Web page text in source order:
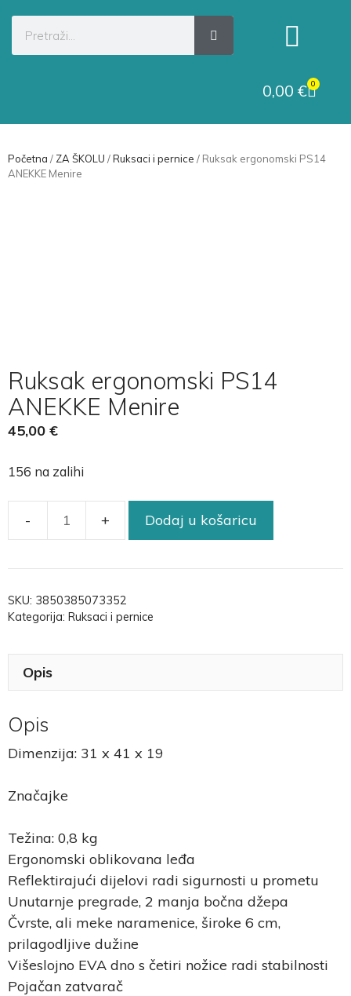
0,00 € 0
Početna / ZA ŠKOLU /Ruksaci i pernice / Ruksak ergonomski PS14
ANEKKE Menire
Ruksak ergonomski PS14
ANEKKE Menire
45,00 €
156 na zalihi
Dodaj u košaricu
SKU: 3850385073352
Kategorija: Ruksaci i pernice
Opis
Opis
Dimenzija: 31 x 41 x 19
Značajke
Težina: 0,8 kg
Ergonomski oblikovana leđa
Reflektirajući dijelovi radi sigurnosti u prometu
Unutarnje pregrade, 2 manja bočna džepa
Čvrste, ali meke naramenice, široke 6 cm,
prilagodljive dužine
Višeslojno EVA dno s četiri nožice radi stabilnosti
Pojačan zatvarač